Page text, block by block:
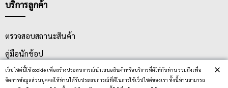
เว็ปไซต์นี้ใช้ cookie เพื่อสร้างประสบการณ์นำเสนอสินค้าหรือบริการที่ดีให้กับท่าน รวมถึงเพื่อ
จัดการข้อมูลส่วนบุคคลให้ท่านได้รับประสบการณ์ที่ดีในการใช้เว็ปไซต์ของเรา ทั้งนี้ท่านสามารถ
×
บริการลูกค้า
ตรวจสอบสถานะสินค้า
คู่มือนักช้อป
วิธีลบคุกกี้